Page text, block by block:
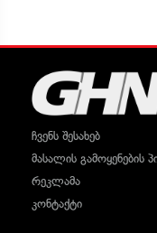
ჩვენს შესახებ
მასალის გამოყენების
რეკლამა
კონტაქტი